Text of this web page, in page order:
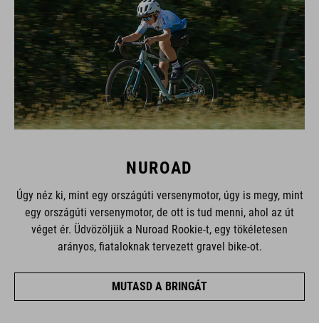
NUROAD
Úgy néz ki, mint egy országúti versenymotor, úgy is megy, mint
egy országúti versenymotor, de ott is tud menni, ahol az út
véget ér. Üdvözöljük a Nuroad Rookie-t, egy tökéletesen
arányos, fiataloknak tervezett gravel bike-ot.
MUTASD A BRINGÁT